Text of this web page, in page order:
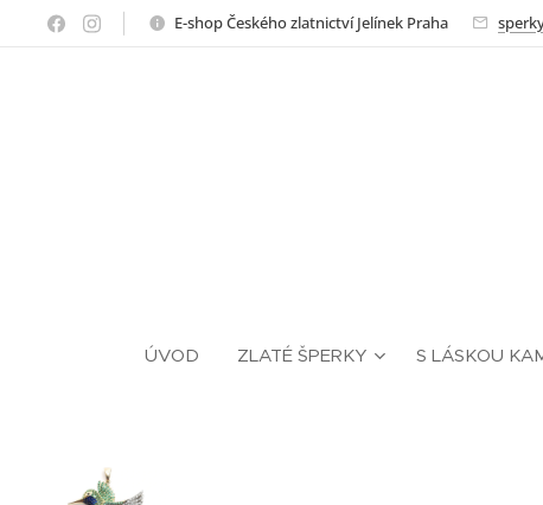
E-shop Českého zlatnictví Jelínek Praha
ÚVOD ZLATÉ ŠPERKY S LÁSKOU